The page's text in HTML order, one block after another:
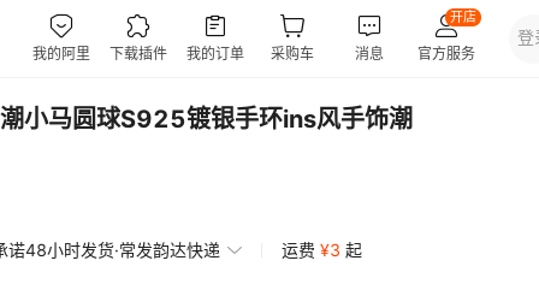
小马圆球S925镀银手环ins风手饰潮
诺48小时发货·常发韵达快递 运费 ¥3 起